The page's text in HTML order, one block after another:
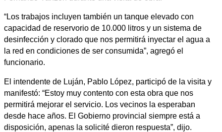
“Los trabajos incluyen también un tanque elevado con
capacidad de reservorio de 10.000 litros y un sistema de
desinfección y clorado que nos permitirá inyectar el agua a
la red en condiciones de ser consumida”, agregó el
funcionario.
El intendente de Luján, Pablo López, participó de la visita y
manifestó: “Estoy muy contento con esta obra que nos
permitirá mejorar el servicio. Los vecinos la esperaban
desde hace años. El Gobierno provincial siempre está a
disposición, apenas la solicité dieron respuesta”, dijo.